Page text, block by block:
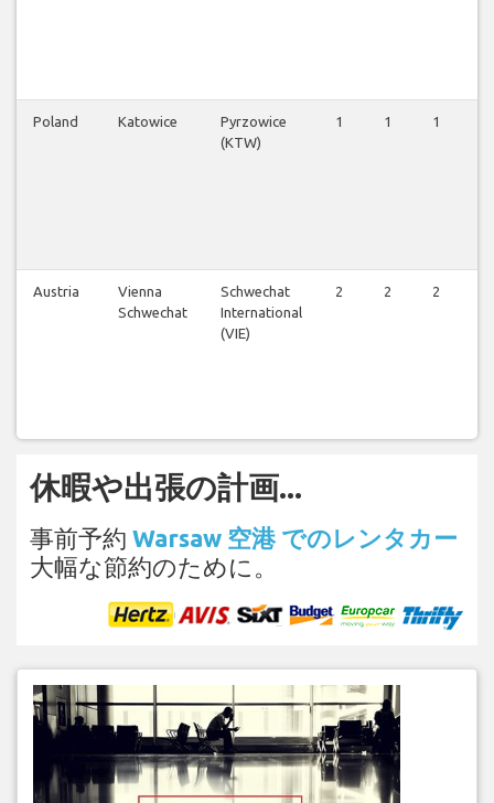
Poland Katowice
Pyrzowice
(KTW)
1 1 1
Austria
Vienna
Schwechat
Schwechat
International
(VIE)
2 2 2
休暇や出張の計画...
事前予約 Warsaw 空港 でのレンタカー
大幅な節約のために。